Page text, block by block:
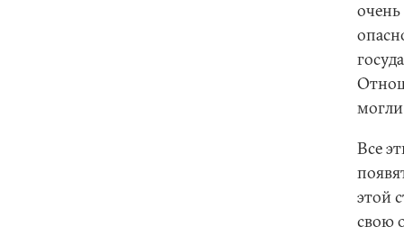
Все
этой
свою